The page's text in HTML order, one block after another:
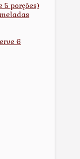
5 porções)
6